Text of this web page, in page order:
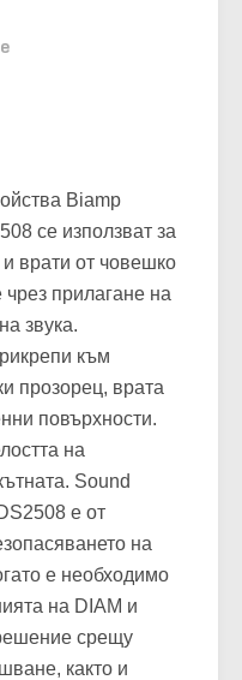
Biamp
се използват за
врати от човешко
прилагане на
звука.
към
прозорец, врата
повърхности.
на
Sound
е от
на
е необходимо
на DIAM и
срещу
както и